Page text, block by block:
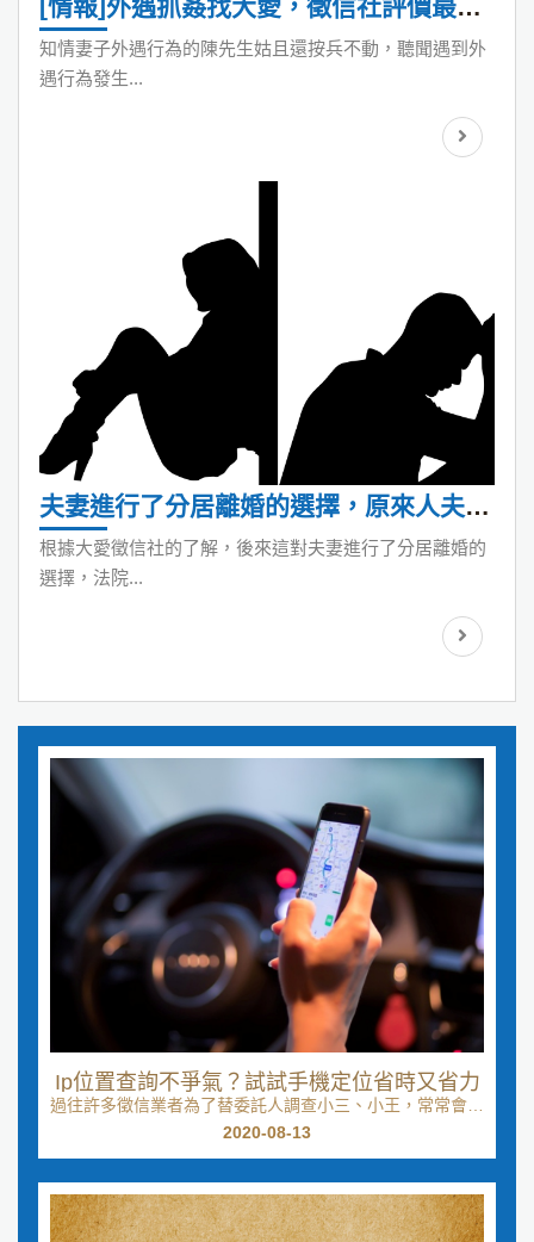
[情報]外遇抓姦找大愛，徵信社評價最優
秀團隊之一-Marriage版ptt
知情妻子外遇行為的陳先生姑且還按兵不動，聽聞遇到外
遇行為發生...
夫妻進行了分居離婚的選擇，原來人夫綠
光罩頂多年了
根據大愛徵信社的了解，後來這對夫妻進行了分居離婚的
選擇，法院...
Ip位置查詢不爭氣？試試手機定位省時又省力
過往許多徵信業者為了替委託人調查小三、小王，常常會使
用一些Ip位置查詢的徵信器材來協助委託人，但時過...
2020-08-13